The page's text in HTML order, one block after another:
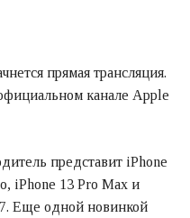
прямая трансляция.
канале Apple
представит iPhone
iPhone 13 Pro Max и
Еще одной новинкой